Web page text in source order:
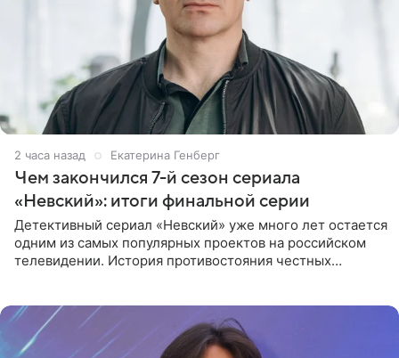
2 часа назад Екатерина Генберг
Чем закончился 7-й сезон сериала
«Невский»: итоги финальной серии
Детективный сериал «Невский» уже много лет остается
одним из самых популярных проектов на российском
телевидении. История противостояния честных